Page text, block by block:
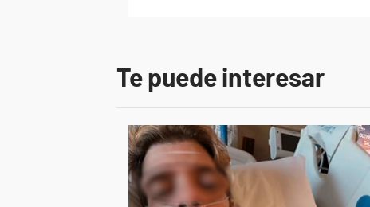
Te puede interesar